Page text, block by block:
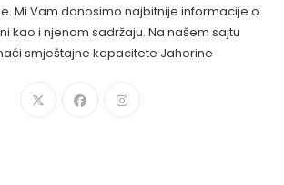
Mi Vam donosimo najbitnije informacije o
kao i njenom sadržaju. Na našem sajtu
smještajne kapacitete Jahorine